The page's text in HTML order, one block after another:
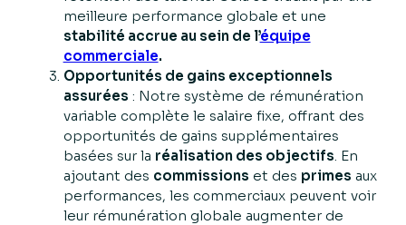
meilleure performance globale et une
stabilité accrue au sein de l’équipe
commerciale.
Opportunités de gains exceptionnels
assurées : Notre système de rémunération
variable complète le salaire fixe, offrant des
opportunités de gains supplémentaires
basées sur la réalisation des objectifs. En
ajoutant des commissions et des primes aux
performances, les commerciaux peuvent voir
leur rémunération globale augmenter de